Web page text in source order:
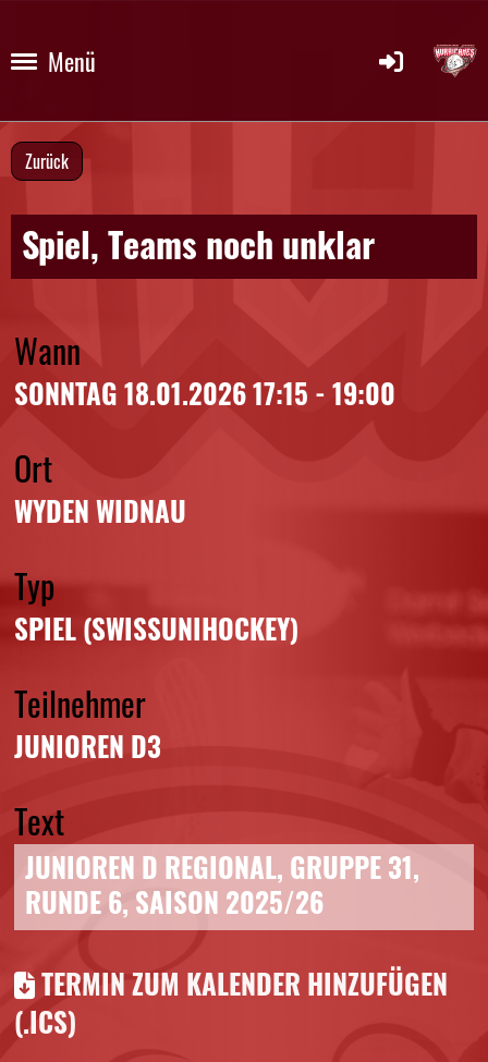
Menü
Zurück
Spiel, Teams noch unklar
Wann
SONNTAG 18.01.2026 17:15 - 19:00
Ort
WYDEN WIDNAU
Typ
SPIEL (SWISSUNIHOCKEY)
Teilnehmer
JUNIOREN D3
Text
JUNIOREN D REGIONAL, GRUPPE 31,
RUNDE 6, SAISON 2025/26
TERMIN ZUM KALENDER HINZUFÜGEN
(.ICS)